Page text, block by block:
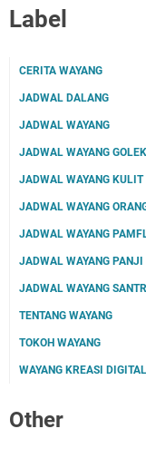
Label
CERITA WAYANG
JADWAL DALANG
JADWAL WAYANG
JADWAL WAYANG GOLEK
JADWAL WAYANG KULIT
JADWAL WAYANG
JADWAL WAYANG
JADWAL WAYANG PANJI
JADWAL WAYANG SANTRI
TENTANG WAYANG
TOKOH WAYANG
WAYANG KREASI DIGITAL
Other